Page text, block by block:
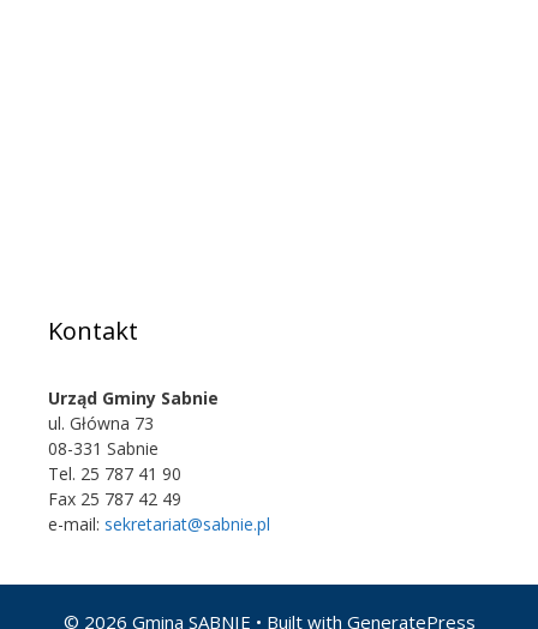
Kontakt
Urząd Gminy Sabnie
ul. Główna 73
08-331 Sabnie
Tel. 25 787 41 90
Fax 25 787 42 49
e-mail: sekretariat@sabnie.pl
© 2026 Gmina SABNIE • Built with GeneratePress